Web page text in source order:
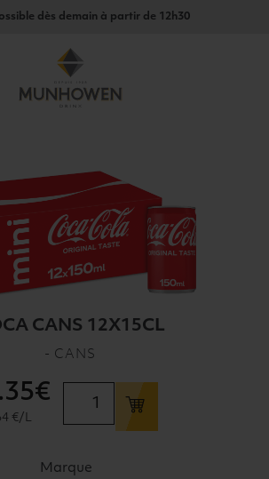
dès demain à partir de 12h30
CANS 12X15CL
- CANS
.35€
€/L
Marque